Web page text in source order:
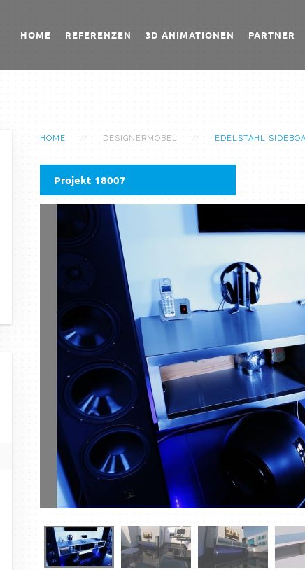
HOME REFERENZEN 3D ANIMATIONEN PARTNER
HOME DESIGNERMÖBEL EDELSTAHL
Projekt 18007